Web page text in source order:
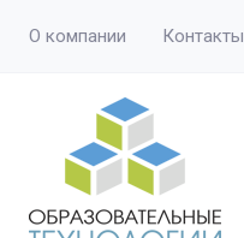
О компании Контакты